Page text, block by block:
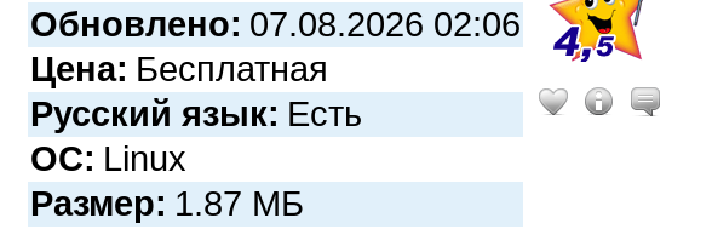
Обновлено: 07.08.2026 02:06
Цена: Бесплатная
Русский язык: Есть
ОС: Linux
Размер: 1.87 МБ